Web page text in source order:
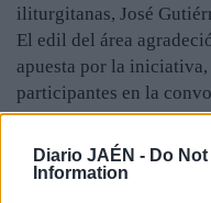
Diario JAÉN - Do
Information
iliturgitanas, José
El edil del área
apuesta por la
participantes en la
Ciclópatas y Trocha
que la Concejalía de
consecutivo, decide